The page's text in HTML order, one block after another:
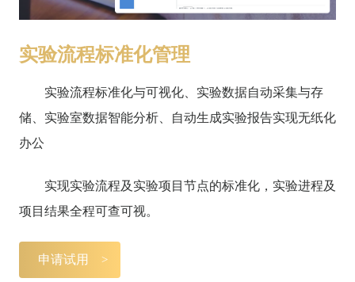
实验流程标准化管理
实验流程标准化与可视化、实验数据自动采集与存
储、实验室数据智能分析、自动生成实验报告实现无纸化
办公
实现实验流程及实验项目节点的标准化，实验进程及
项目结果全程可查可视。
申请试用